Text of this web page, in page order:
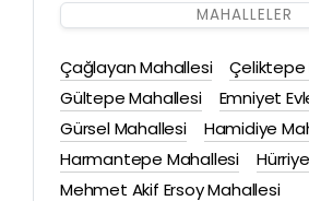
MAHALLELER
Çağlayan Mahallesi
Çeliktepe
Gültepe Mahallesi
Emniyet
Gürsel Mahallesi
Hamidiye
Harmantepe Mahallesi
Mehmet Akif Ersoy Mahallesi